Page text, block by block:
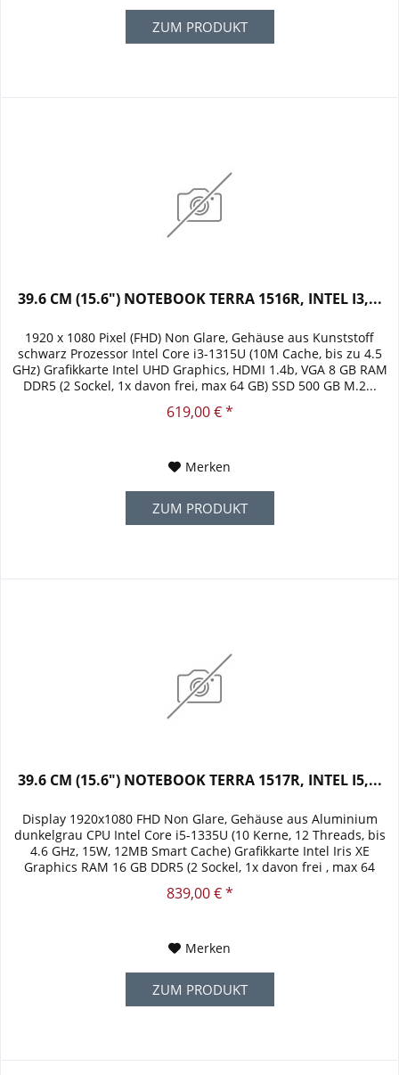
ZUM PRODUKT
39.6 CM (15.6") NOTEBOOK TERRA 1516R, INTEL I3,...
1920 x 1080 Pixel (FHD) Non Glare, Gehäuse aus Kunststoff
schwarz Prozessor Intel Core i3-1315U (10M Cache, bis zu 4.5
GHz) Grafikkarte Intel UHD Graphics, HDMI 1.4b, VGA 8 GB RAM
DDR5 (2 Sockel, 1x davon frei, max 64 GB) SSD 500 GB M.2...
619,00 € *
Merken
ZUM PRODUKT
39.6 CM (15.6") NOTEBOOK TERRA 1517R, INTEL I5,...
Display 1920x1080 FHD Non Glare, Gehäuse aus Aluminium
dunkelgrau CPU Intel Core i5-1335U (10 Kerne, 12 Threads, bis
4.6 GHz, 15W, 12MB Smart Cache) Grafikkarte Intel Iris XE
Graphics RAM 16 GB DDR5 (2 Sockel, 1x davon frei , max 64
839,00 € *
Merken
ZUM PRODUKT